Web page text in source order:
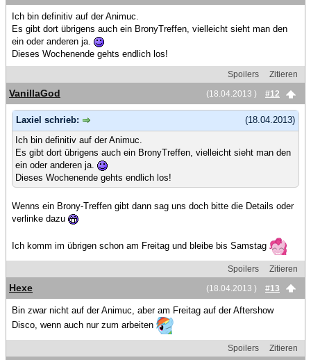
Ich bin definitiv auf der Animuc.
Es gibt dort übrigens auch ein BronyTreffen, vielleicht sieht man den
ein oder anderen ja.
Dieses Wochenende gehts endlich los!
Spoilers
Zitieren
(18.04.2013 )
#12
VanillaGod
(18.04.2013)
Laxiel schrieb:
Ich bin definitiv auf der Animuc.
Es gibt dort übrigens auch ein BronyTreffen, vielleicht sieht man den
ein oder anderen ja.
Dieses Wochenende gehts endlich los!
Wenns ein Brony-Treffen gibt dann sag uns doch bitte die Details oder
verlinke dazu
Ich komm im übrigen schon am Freitag und bleibe bis Samstag
Spoilers
Zitieren
(18.04.2013 )
#13
Hexe
Bin zwar nicht auf der Animuc, aber am Freitag auf der Aftershow
Disco, wenn auch nur zum arbeiten
Spoilers
Zitieren